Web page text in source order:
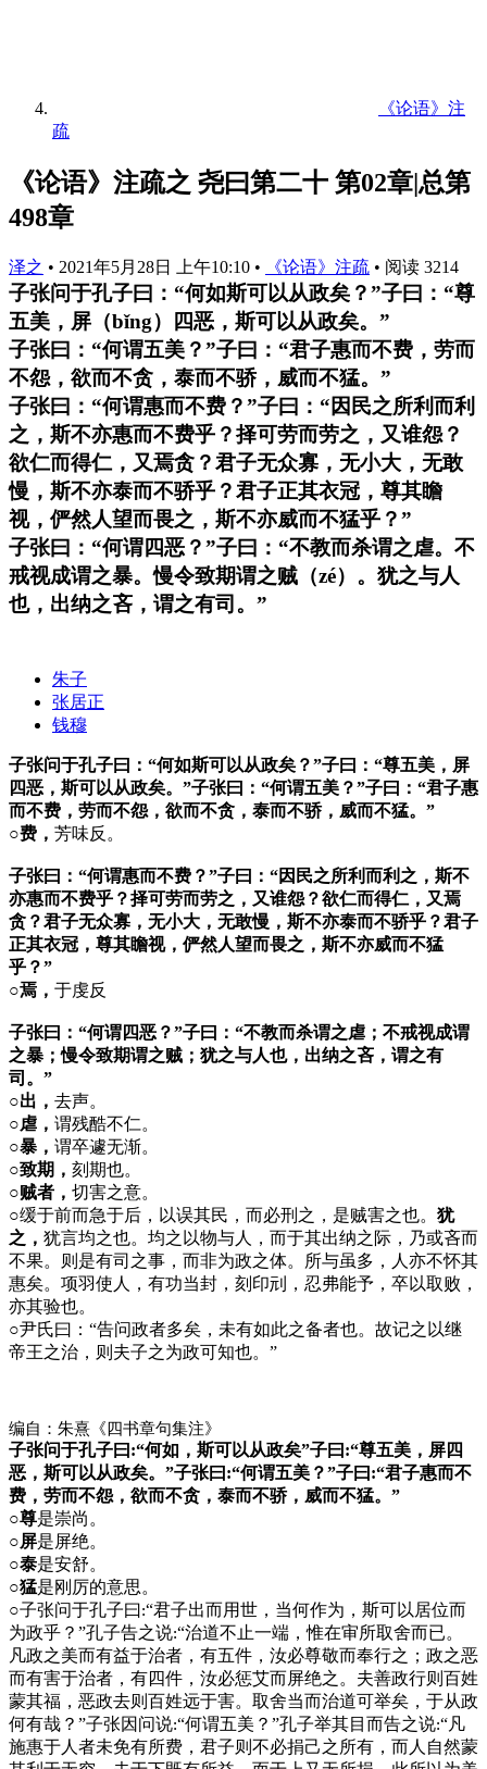
《论语》注
疏
《论语》注疏之 尧曰第二十 第02章|总第
498章
泽之 • 2021年5月28日 上午10:10 • 《论语》注疏 • 阅读 3214
子张问于孔子曰：“何如斯可以从政矣？”子曰：“尊
五美，屏（bǐng）四恶，斯可以从政矣。”
子张曰：“何谓五美？”子曰：“君子惠而不费，劳而
不怨，欲而不贪，泰而不骄，威而不猛。”
子张曰：“何谓惠而不费？”子曰：“因民之所利而利
之，斯不亦惠而不费乎？择可劳而劳之，又谁怨？
欲仁而得仁，又焉贪？君子无众寡，无小大，无敢
慢，斯不亦泰而不骄乎？君子正其衣冠，尊其瞻
视，俨然人望而畏之，斯不亦威而不猛乎？”
子张曰：“何谓四恶？”子曰：“不教而杀谓之虐。不
戒视成谓之暴。慢令致期谓之贼（zé）。犹之与人
也，出纳之吝，谓之有司。”
朱子
张居正
钱穆
子张问于孔子曰：“何如斯可以从政矣？”子曰：“尊五美，屏
四恶，斯可以从政矣。”子张曰：“何谓五美？”子曰：“君子惠
而不费，劳而不怨，欲而不贪，泰而不骄，威而不猛。”
○费， 芳味反。
子张曰：“何谓惠而不费？”子曰：“因民之所利而利之，斯不
亦惠而不费乎？择可劳而劳之，又谁怨？欲仁而得仁，又焉
贪？君子无众寡，无小大，无敢慢，斯不亦泰而不骄乎？君子
正其衣冠，尊其瞻视，俨然人望而畏之，斯不亦威而不猛
乎？”
○焉， 于虔反
子张曰：“何谓四恶？”子曰：“不教而杀谓之虐；不戒视成谓
之暴；慢令致期谓之贼；犹之与人也，出纳之吝，谓之有
司。”
○出， 去声。
○虐， 谓残酷不仁。
○暴， 谓卒遽无渐。
○致期， 刻期也。
○贼者， 切害之意。
○缓于前而急于后，以误其民，而必刑之，是贼害之也。 犹
之， 犹言均之也。均之以物与人，而于其出纳之际，乃或吝而
不果。则是有司之事，而非为政之体。所与虽多，人亦不怀其
惠矣。项羽使人，有功当封，刻印刓，忍弗能予，卒以取败，
亦其验也。
○尹氏曰：“告问政者多矣，未有如此之备者也。故记之以继
帝王之治，则夫子之为政可知也。”
编自：朱熹《四书章句集注》
子张问于孔子曰:“何如，斯可以从政矣”子曰:“尊五美，屏四
恶，斯可以从政矣。”子张曰:“何谓五美？”子曰:“君子惠而不
费，劳而不怨，欲而不贪，泰而不骄，威而不猛。”
○尊是崇尚。
○屏是屏绝。
○泰是安舒。
○猛是刚厉的意思。
○子张问于孔子曰:“君子出而用世，当何作为，斯可以居位而
为政乎？”孔子告之说:“治道不止一端，惟在审所取舍而已。
凡政之美而有益于治者，有五件，汝必尊敬而奉行之；政之恶
而有害于治者，有四件，汝必惩艾而屏绝之。夫善政行则百姓
蒙其福，恶政去则百姓远于害。取舍当而治道可举矣，于从政
何有哉？”子张因问说:“何谓五美？”孔子举其目而告之说:“凡
施惠于人者未免有所费，君子则不必捐己之所有，而人自然蒙